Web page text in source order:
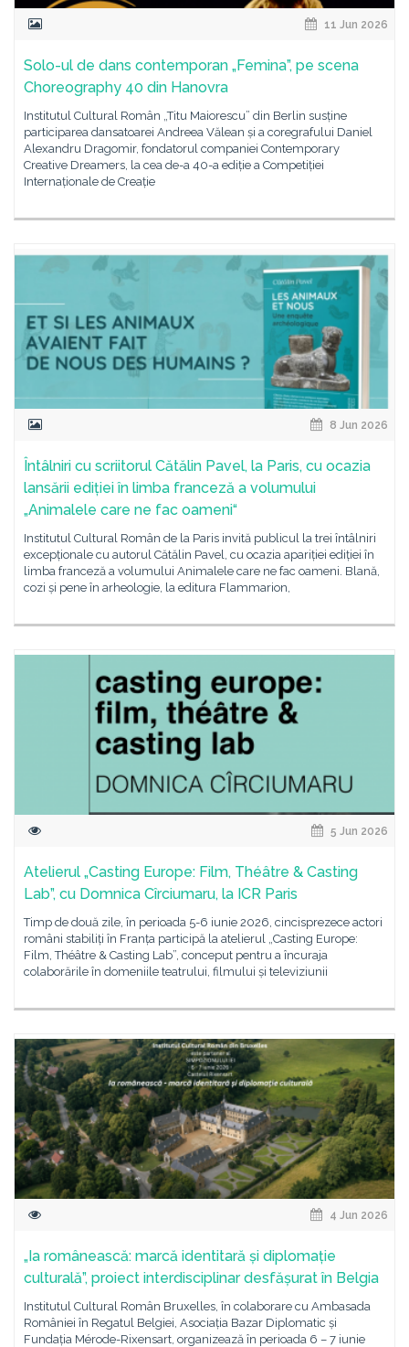
11 Jun 2026
Solo-ul de dans contemporan „Femina”, pe scena
Choreography 40 din Hanovra
Institutul Cultural Român „Titu Maiorescu” din Berlin susține
participarea dansatoarei Andreea Vălean și a coregrafului Daniel
Alexandru Dragomir, fondatorul companiei Contemporary
Creative Dreamers, la cea de-a 40-a ediție a Competiției
Internaționale de Creație
8 Jun 2026
Întâlniri cu scriitorul Cătălin Pavel, la Paris, cu ocazia
lansării ediției în limba franceză a volumului
„Animalele care ne fac oameni“
Institutul Cultural Român de la Paris invită publicul la trei întâlniri
excepționale cu autorul Cătălin Pavel, cu ocazia apariției ediției în
limba franceză a volumului Animalele care ne fac oameni. Blană,
cozi și pene în arheologie, la editura Flammarion,
5 Jun 2026
Atelierul „Casting Europe: Film, Théâtre & Casting
Lab”, cu Domnica Cîrciumaru, la ICR Paris
Timp de două zile, în perioada 5-6 iunie 2026, cincisprezece actori
români stabiliți în Franța participă la atelierul „Casting Europe:
Film, Théâtre & Casting Lab”, conceput pentru a încuraja
colaborările în domeniile teatrului, filmului și televiziunii
4 Jun 2026
„Ia românească: marcă identitară și diplomație
culturală”, proiect interdisciplinar desfășurat în Belgia
Institutul Cultural Român Bruxelles, în colaborare cu Ambasada
României în Regatul Belgiei, Asociația Bazar Diplomatic și
Fundația Mérode-Rixensart, organizează în perioada 6 – 7 iunie